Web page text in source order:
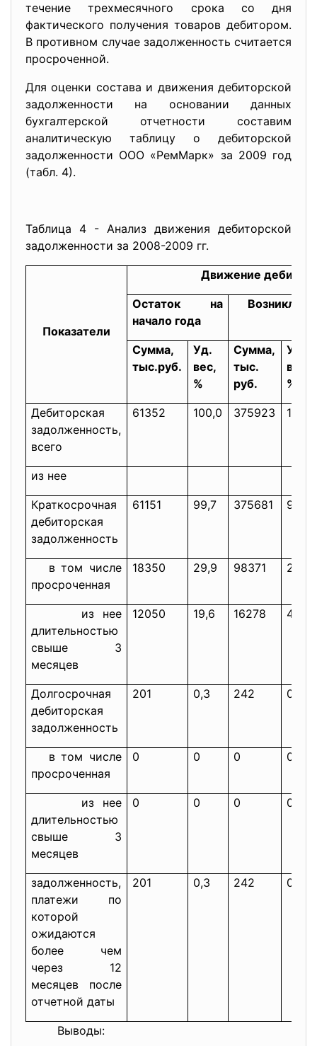
течение трехмесячного срока со дня
фактического получения товаров дебитором.
В противном случае задолженность считается
просроченной.
Для оценки состава и движения дебиторской
задолженности на основании данных
бухгалтерской отчетности составим
аналитическую таблицу о дебиторской
задолженности ООО «РемМарк» за 2009 год
(табл. 4).
Таблица 4 - Анализ движения дебиторской
задолженности за 2008-2009 гг.
Показатели
Движение
Остаток на
начало года
Возникло
Сумма,
тыс.руб.
Уд.
вес,
%
Сумма,
тыс.
руб.
Уд.
вес,
%
Дебиторская
задолженность,
всего
61352 100,0 375923 100,0
из нее
Краткосрочная
дебиторская
задолженность
61151 99,7 375681 99,9
в том числе
просроченная
18350 29,9 98371 26,2
из нее
длительностью
свыше 3
месяцев
12050 19,6 16278 4,3
Долгосрочная
дебиторская
задолженность
201 0,3 242 0,1
в том числе
просроченная
0 0 0 0
из нее
длительностью
свыше 3
месяцев
0 0 0 0
задолженность,
платежи по
которой
ожидаются
более чем
через 12
месяцев после
отчетной даты
201 0,3 242 0,1
Выводы: